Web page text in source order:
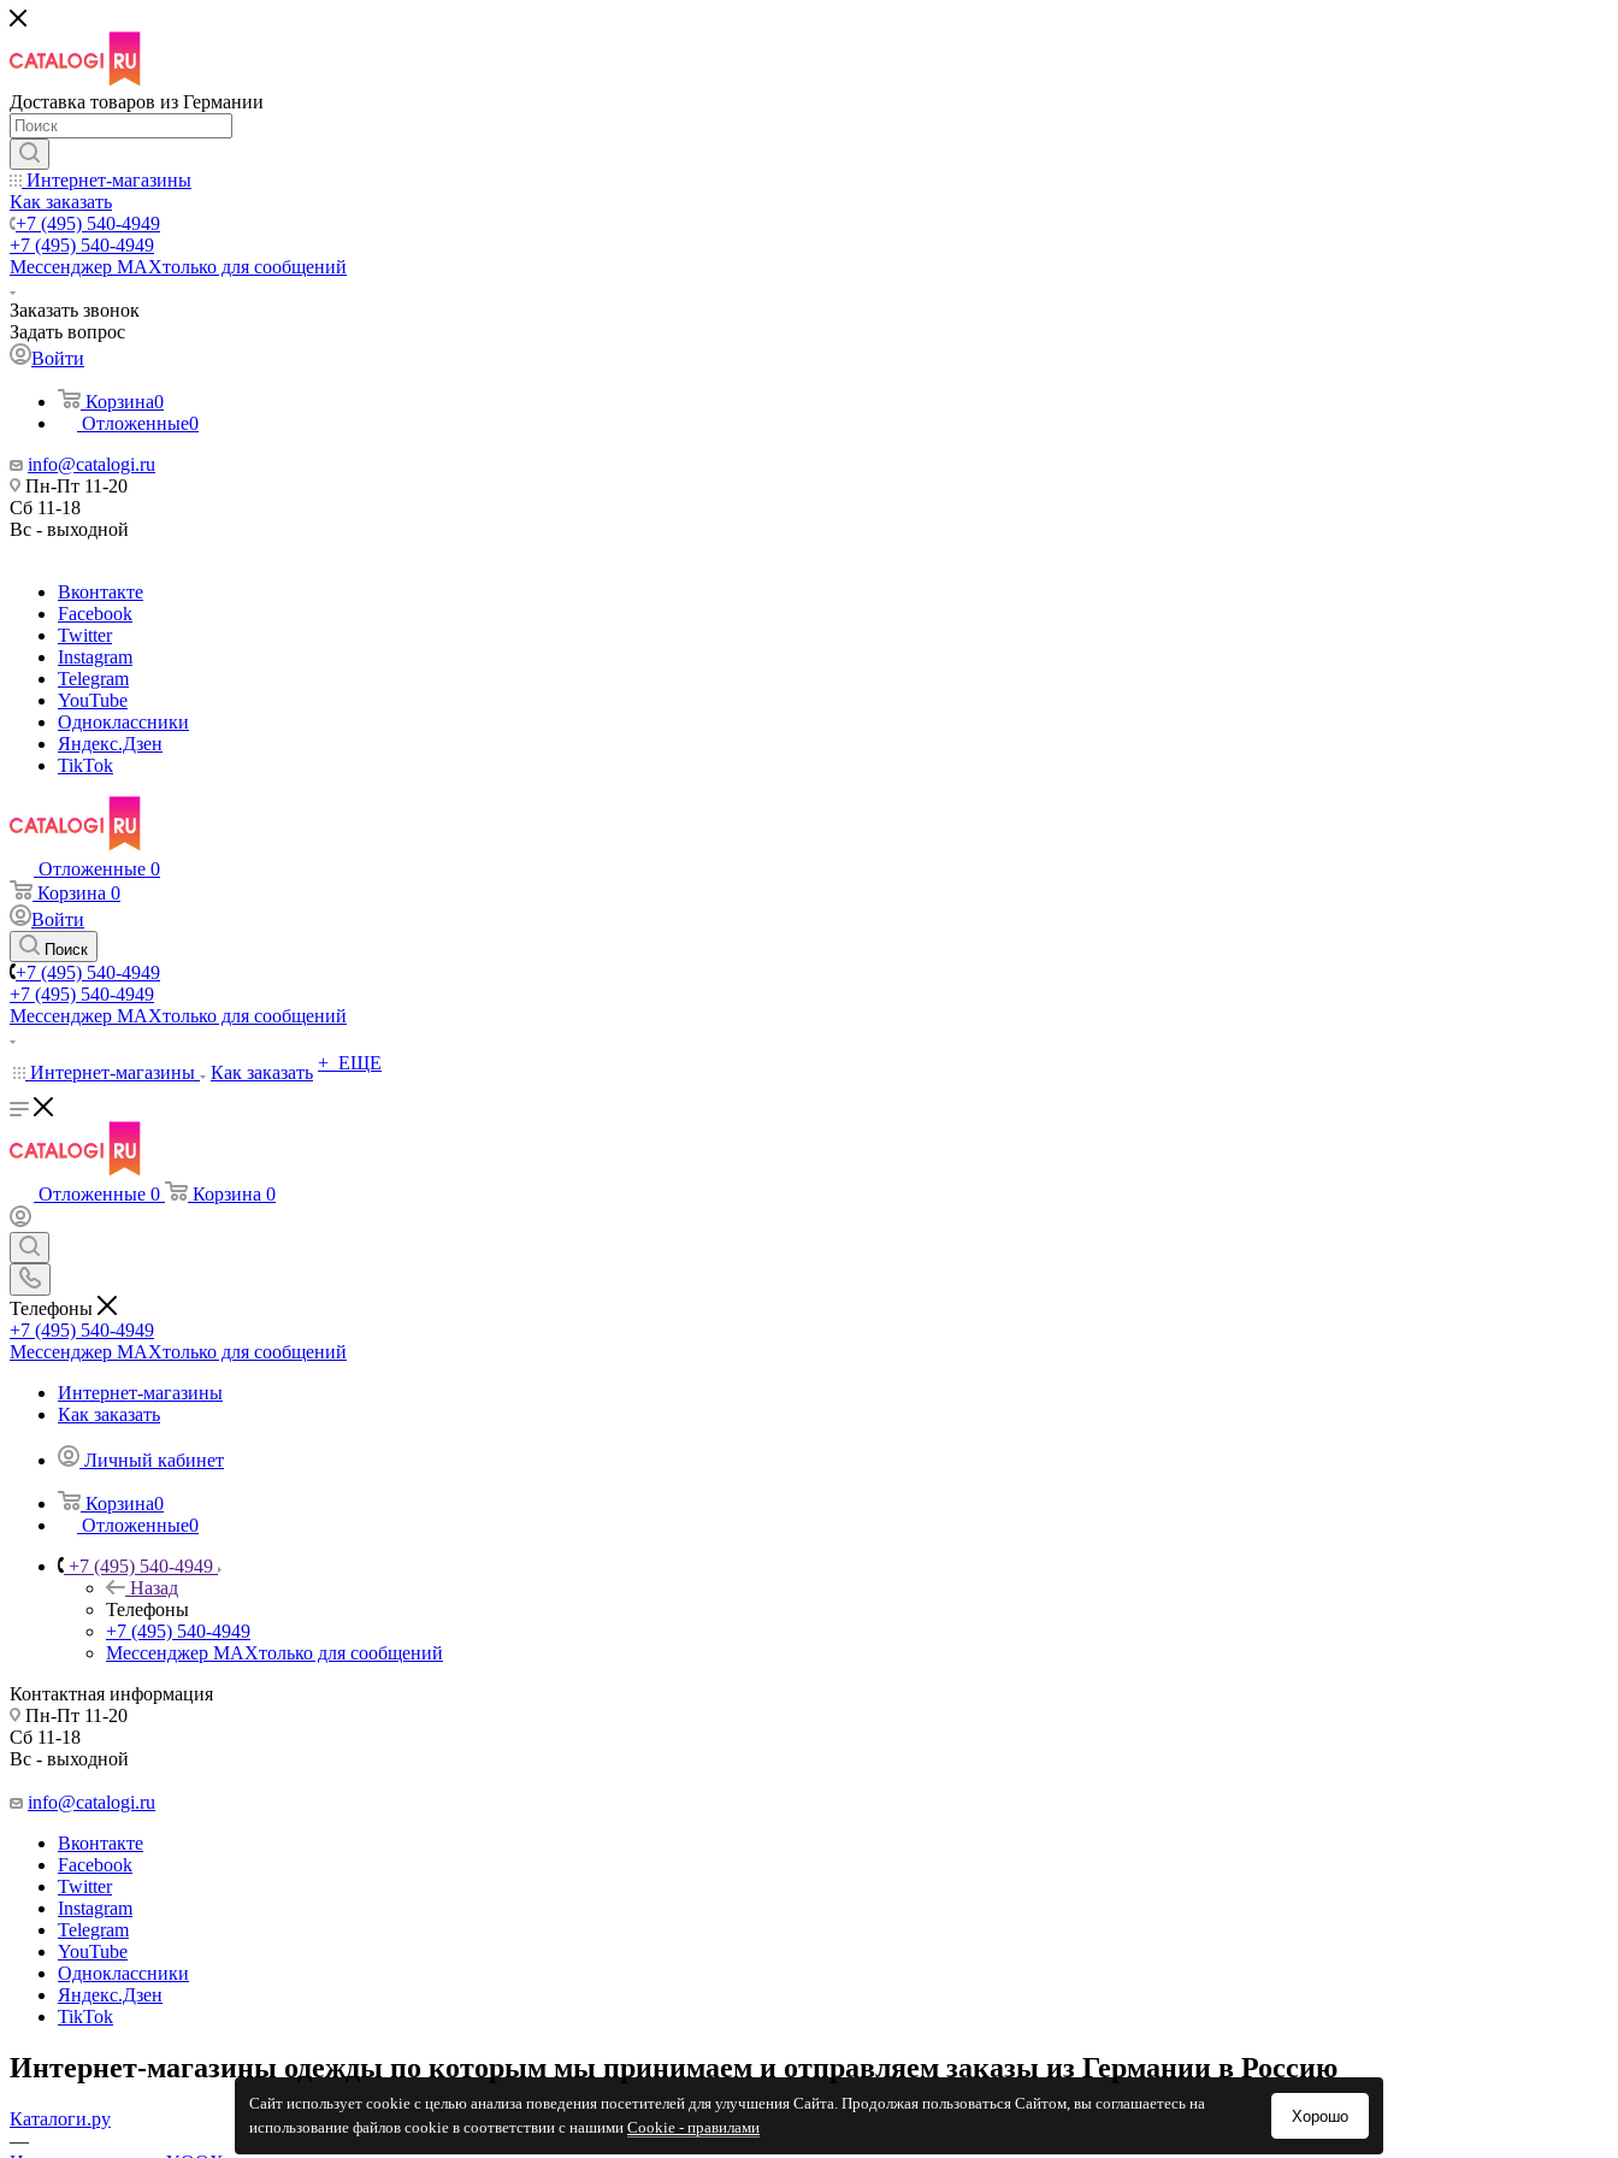
Сайт использует cookie с целью анализа поведения посетителей для улучшения Сайта. Продолжая пользоваться Сайтом, вы соглашаетесь на
использование файлов cookie в соответствии с нашими Cookiе - правилами
Хорошо
Доставка товаров из Германии
Интернет-магазины
Как заказать
+7 (495) 540-4949
+7 (495) 540-4949
Мессенджер МАХтолько для сообщений
Заказать звонок
Задать вопрос
Войти
Корзина0
Отложенные0
info@catalogi.ru
Пн-Пт 11-20
Сб 11-18
Вс - выходной
Вконтакте
Facebook
Twitter
Instagram
Telegram
YouTube
Одноклассники
Яндекс.Дзен
TikTok
Отложенные 0
Корзина 0
Войти
Поиск
+7 (495) 540-4949
+7 (495) 540-4949
Мессенджер МАХтолько для сообщений
Интернет-магазины Как заказать + ЕЩЕ
Отложенные 0 Корзина 0
Телефоны
+7 (495) 540-4949
Мессенджер МАХтолько для сообщений
Интернет-магазины
Как заказать
Личный кабинет
Корзина0
Отложенные0
+7 (495) 540-4949
Назад
Телефоны
+7 (495) 540-4949
Мессенджер МАХтолько для сообщений
Контактная информация
Пн-Пт 11-20
Сб 11-18
Вс - выходной
info@catalogi.ru
Вконтакте
Facebook
Twitter
Instagram
Telegram
YouTube
Одноклассники
Яндекс.Дзен
TikTok
Интернет-магазины одежды по которым мы принимаем и отправляем заказы из Германии в Россию
Каталоги.ру
—